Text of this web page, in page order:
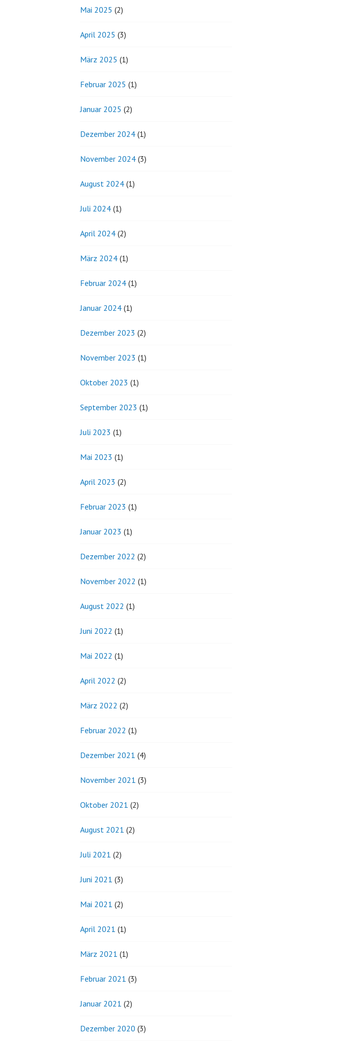
Mai 2025 (2)
April 2025 (3)
März 2025 (1)
Februar 2025 (1)
Januar 2025 (2)
Dezember 2024 (1)
November 2024 (3)
August 2024 (1)
Juli 2024 (1)
April 2024 (2)
März 2024 (1)
Februar 2024 (1)
Januar 2024 (1)
Dezember 2023 (2)
November 2023 (1)
Oktober 2023 (1)
September 2023 (1)
Juli 2023 (1)
Mai 2023 (1)
April 2023 (2)
Februar 2023 (1)
Januar 2023 (1)
Dezember 2022 (2)
November 2022 (1)
August 2022 (1)
Juni 2022 (1)
Mai 2022 (1)
April 2022 (2)
März 2022 (2)
Februar 2022 (1)
Dezember 2021 (4)
November 2021 (3)
Oktober 2021 (2)
August 2021 (2)
Juli 2021 (2)
Juni 2021 (3)
Mai 2021 (2)
April 2021 (1)
März 2021 (1)
Februar 2021 (3)
Januar 2021 (2)
Dezember 2020 (3)